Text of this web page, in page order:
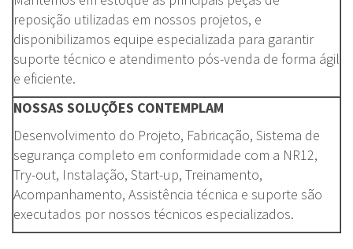
reposição utilizadas em nossos projetos, e
disponibilizamos equipe especializada para garantir
suporte técnico e atendimento pós-venda de forma ágil
e eficiente.
NOSSAS SOLUÇÕES CONTEMPLAM
Desenvolvimento do Projeto, Fabricação, Sistema de
segurança completo em conformidade com a NR12,
Try-out, Instalação, Start-up, Treinamento,
Acompanhamento, Assistência técnica e suporte são
executados por nossos técnicos especializados.